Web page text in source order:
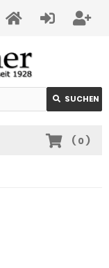
SUCHEN
( 0)